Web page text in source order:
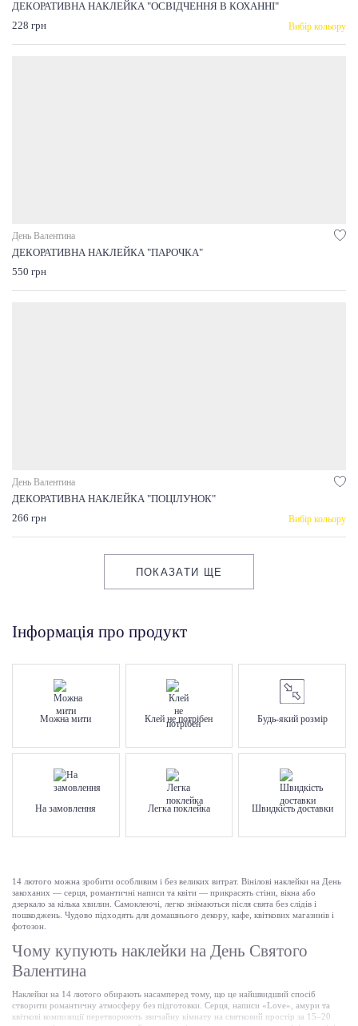
ДЕКОРАТИВНА НАКЛЕЙКА "ОСВІДЧЕННЯ В КОХАННІ"
228 грн
Вибір кольору
День Валентина
ДЕКОРАТИВНА НАКЛЕЙКА "ПАРОЧКА"
550 грн
День Валентина
ДЕКОРАТИВНА НАКЛЕЙКА "ПОЦІЛУНОК"
266 грн
Вибір кольору
ПОКАЗАТИ ЩЕ
Інформація про продукт
Можна мити Клей не потрібен Будь-який розмір
На замовлення Легка поклейка Швидкість доставки
14 лютого можна зробити особливим і без великих витрат. Вінілові наклейки на День
закоханих — серця, романтичні написи та квіти — прикрасять стіни, вікна або
дзеркало за кілька хвилин. Самоклеючі, легко знімаються після свята без слідів і
пошкоджень. Чудово підходять для домашнього декору, кафе, квіткових магазинів і
фотозон.
Чому купують наклейки на День Святого
Валентина
Наклейки на 14 лютого обирають насамперед тому, що це найшвидший спосіб
створити романтичну атмосферу без підготовки. Серця, написи «Love», амури та
квіткові композиції перетворюють звичайну кімнату на святковий простір за 15–20